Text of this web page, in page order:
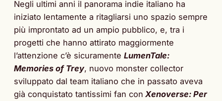
Negli ultimi anni il panorama indie italiano ha
iniziato lentamente a ritagliarsi uno spazio sempre
più improntato ad un ampio pubblico, e, tra i
progetti che hanno attirato maggiormente
l’attenzione c’è sicuramente LumenTale:
Memories of Trey, nuovo monster collector
sviluppato dal team italiano che in passato aveva
già conquistato tantissimi fan con Xenoverse: Per